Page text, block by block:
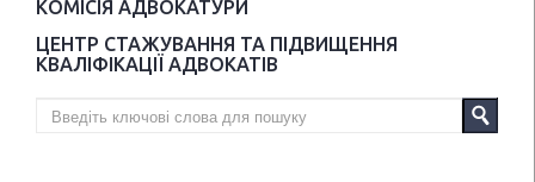
КОМІСІЯ АДВОКАТУРИ
ЦЕНТР СТАЖУВАННЯ ТА ПІДВИЩЕННЯ
КВАЛІФІКАЦІЇ АДВОКАТІВ